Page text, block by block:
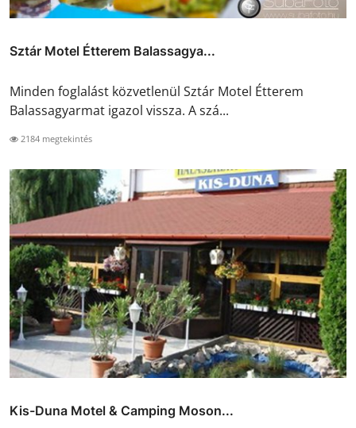
Sztár Motel Étterem Balassagya...
Minden foglalást közvetlenül Sztár Motel Étterem
Balassagyarmat igazol vissza. A szá...
2184 megtekintés
Kis-Duna Motel & Camping Moson...